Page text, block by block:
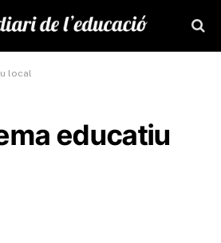
local
educatiu